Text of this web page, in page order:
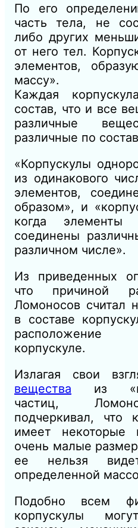
По его
часть тела, не
либо других
от него тел.
элементов,
массу».
Каждая
состав, что и все
различные
различные по
«Корпускулы
из одинако­вого
элементов,
образом», и
когда
соединены
различном числе».
Из приведенных
что причиной
Ломоносов считал
в составе
корпускуле.
Излагая свои
вещества из
частиц,
подчеркивал, что
имеет некоторые
очень малые
ее нельзя
определенной
Подобно всем
корпускулы